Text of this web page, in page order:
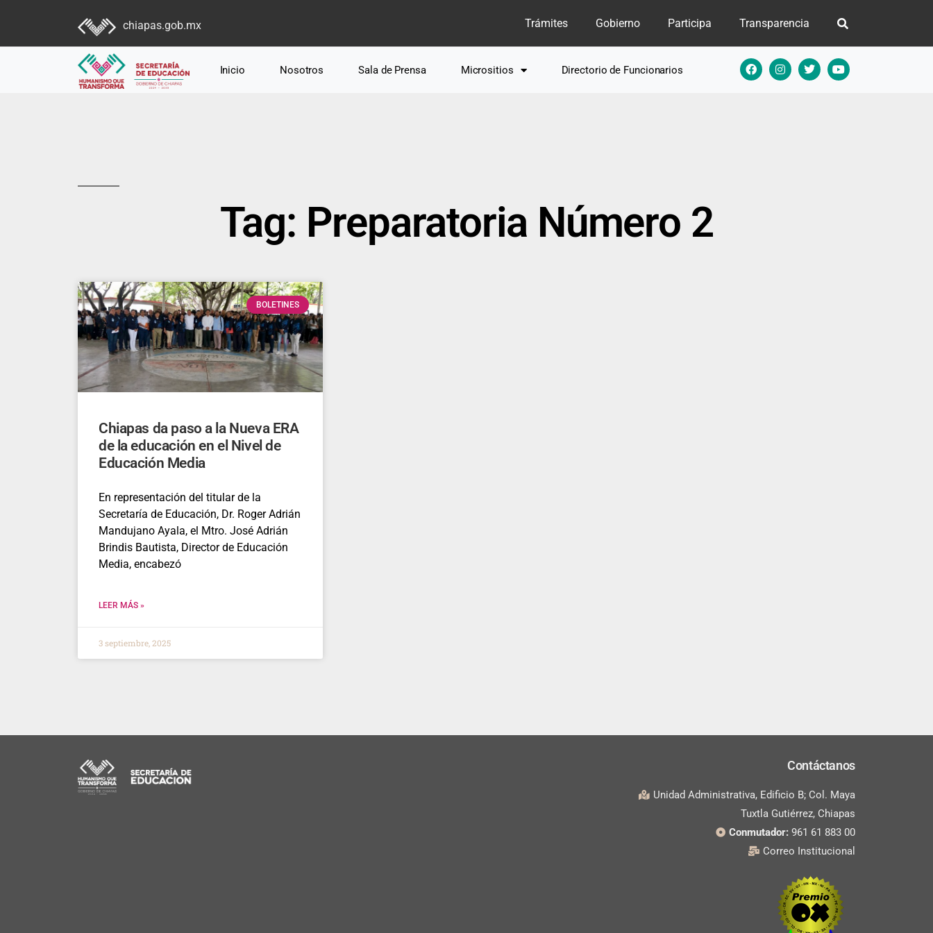
chiapas.gob.mx Trámites Gobierno Participa Transparencia
Inicio Nosotros Sala de Prensa Micrositios Directorio de Funcionarios
Tag: Preparatoria Número 2
BOLETINES
Chiapas da paso a la Nueva ERA
de la educación en el Nivel de
Educación Media
En representación del titular de la
Secretaría de Educación, Dr. Roger Adrián
Mandujano Ayala, el Mtro. José Adrián
Brindis Bautista, Director de Educación
Media, encabezó
LEER MÁS »
3 septiembre, 2025
Contáctanos
Unidad Administrativa, Edificio B; Col. Maya
Tuxtla Gutiérrez, Chiapas
Conmutador: 961 61 883 00
Correo Institucional